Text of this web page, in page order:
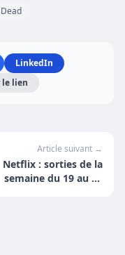
LinkedIn
le lien
Article suivant →
Netflix : sorties de la
semaine du 19 au 25